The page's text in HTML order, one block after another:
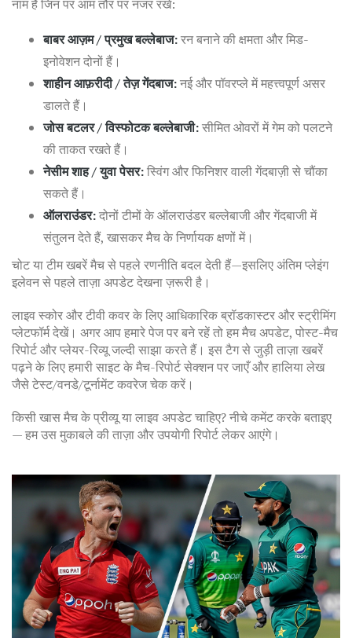
नाम हैं जिन पर आम तौर पर नजर रखें:
बाबर आज़म / प्रमुख बल्लेबाज:रन बनाने की क्षमता और मिड-
इनोवेशन दोनों हैं।
शाहीन आफ़रीदी / तेज़ गेंदबाज:नई और पॉवरप्ले में महत्त्वपूर्ण असर
डालते हैं।
जोस बटलर / विस्फोटक बल्लेबाजी:सीमित ओवरों में गेम को पलटने
की ताकत रखते हैं।
नेसीम शाह / युवा पेसर:स्विंग और फिनिशर वाली गेंदबाज़ी से चौंका
सकते हैं।
ऑलराउंडर:दोनों टीमों के ऑलराउंडर बल्लेबाजी और गेंदबाजी में
संतुलन देते हैं, खासकर मैच के निर्णायक क्षणों में।
चोट या टीम खबरें मैच से पहले रणनीति बदल देती हैं—इसलिए अंतिम प्लेइंग
इलेवन से पहले ताज़ा अपडेट देखना ज़रूरी है।
लाइव स्कोर और टीवी कवर के लिए आधिकारिक ब्रॉडकास्टर और स्ट्रीमिंग
प्लेटफॉर्म देखें। अगर आप हमारे पेज पर बने रहें तो हम मैच अपडेट, पोस्ट-मैच
रिपोर्ट और प्लेयर-रिव्यू जल्दी साझा करते हैं। इस टैग से जुड़ी ताज़ा खबरें
पढ़ने के लिए हमारी साइट के मैच-रिपोर्ट सेक्शन पर जाएँ और हालिया लेख
जैसे टेस्ट/वनडे/टूर्नामेंट कवरेज चेक करें।
किसी खास मैच के प्रीव्यू या लाइव अपडेट चाहिए? नीचे कमेंट करके बताइए
— हम उस मुकाबले की ताज़ा और उपयोगी रिपोर्ट लेकर आएंगे।